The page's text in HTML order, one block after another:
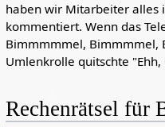
haben wir Mitarbeiter alles
kommentiert. Wenn das
Bimmmmmel, Bimmmmel,
Umlenkrolle quitschte
Rechenrätsel für